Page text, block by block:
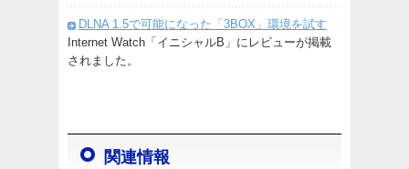
DLNA 1.5で可能になった「3BOX」環境を試す
Internet Watch「イニシャルB」にレビューが掲載
されました。
関連情報